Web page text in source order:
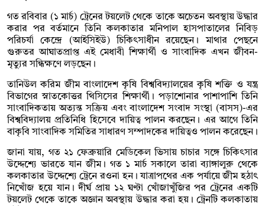
গত রবিবার (১ মার্চ) ট্রেনের টয়লেট থেকে তাকে অচেতন অবস্থায় উদ্ধার
করার পর বর্তমানে তিনি কলকাতার মনিপাল হাসপাতালের নিবিড়
পরিচর্যা কেন্দ্রে (আইসিইউ) চিকিৎসাধীন রয়েছেন। মাথার পেছনে
গুরুতর আঘাতপ্রাপ্ত এই মেধাবী শিক্ষার্থী ও সাংবাদিক এখন জীবন-
মৃত্যুর সন্ধিক্ষণে লড়ছেন।
তানিউল করিম জীম বাংলাদেশ কৃষি বিশ্ববিদ্যালয়ের কৃষি শক্তি ও যন্ত্র
বিভাগের স্নাতকোত্তর থিসিসের শিক্ষার্থী। পড়াশোনার পাশাপাশি তিনি
সাংবাদিকতায় অত্যন্ত সক্রিয় এবং বাংলাদেশ সংবাদ সংস্থা (বাসস)-এর
বিশ্ববিদ্যালয় প্রতিনিধি হিসেবে দায়িত্ব পালন করছেন। এর আগে তিনি
বাকৃবি সাংবাদিক সমিতির সাধারণ সম্পাদকের দায়িত্বও পালন করেছেন।
জানা যায়, গত ২১ ফেব্রুয়ারি মেডিকেল ভিসায় চাচার সঙ্গে চিকিৎসার
উদ্দেশ্যে ভারতে যান জীম। গত ১ মার্চ সকালে তারা ব্যাঙ্গালুরু থেকে
কলকাতার উদ্দেশ্যে ট্রেনে রওনা হন। যাত্রাপথের এক পর্যায়ে জীম হঠাৎ
নিখোঁজ হয়ে যান। দীর্ঘ প্রায় ১২ ঘণ্টা খোঁজাখুঁজির পর ট্রেনের একটি
টয়লেট থেকে তাকে অজ্ঞান অবস্থায় উদ্ধার করা হয়। ট্রেনটি কলকাতায়